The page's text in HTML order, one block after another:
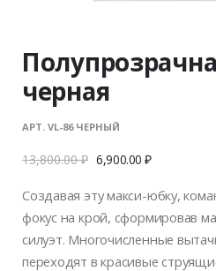
черная
АРТ. VL-86 ЧЕРНЫЙ
13,800.00₽ 6,900.00₽
Создавая эту макси-юбку,
фокус на крой, сформировав
силуэт. Многочисленные
переходят в красивые